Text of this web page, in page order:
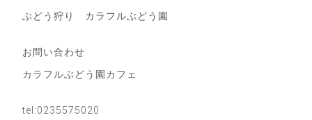
ぶどう狩り カラフルぶどう園
お問い合わせ
カラフルぶどう園カフェ
tel:0235575020